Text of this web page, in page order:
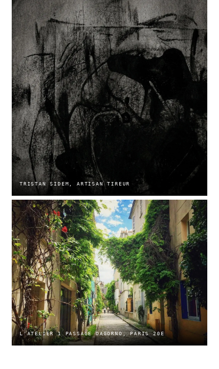
TRISTAN SIDEM, ARTISAN TIREUR
L'ATELIER 1 PASSAGE DAGORNO, PARIS 20E